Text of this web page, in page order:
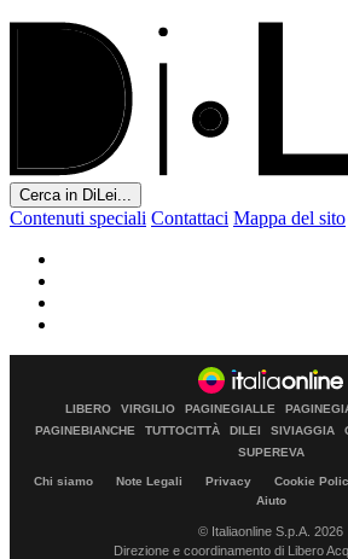
Cerca in DiLei...
Contenuti speciali Contattaci Mappa del sito
LIBERO VIRGILIO PAGINEGIALLE
PAGINEBIANCHE
TUTTOCITTÀ DILEI SIVIAGGIA
SUPEREVA
Chi siamo Note Legali Privacy Cookie
Aiuto
© Italiaonline S.p.A. 2026
Direzione e coordinamento di Libero